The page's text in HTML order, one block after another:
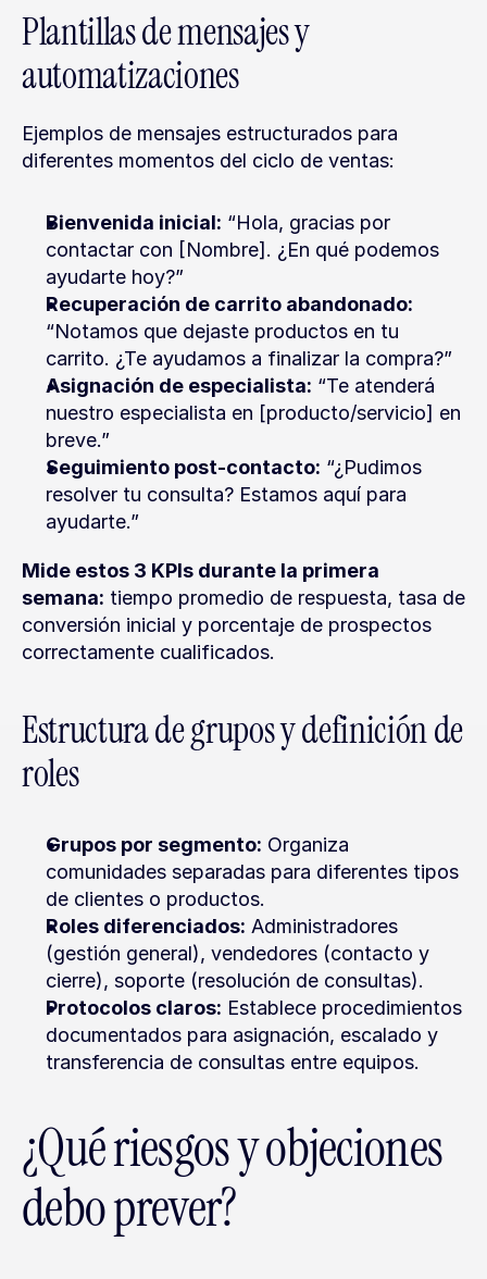
Plantillas de mensajes y
automatizaciones
Ejemplos de mensajes estructurados para
diferentes momentos del ciclo de ventas:
Bienvenida inicial: “Hola, gracias por
contactar con [Nombre]. ¿En qué podemos
ayudarte hoy?”
Recuperación de carrito abandonado:
“Notamos que dejaste productos en tu
carrito. ¿Te ayudamos a finalizar la compra?”
Asignación de especialista: “Te atenderá
nuestro especialista en [producto/servicio] en
breve.”
Seguimiento post-contacto: “¿Pudimos
resolver tu consulta? Estamos aquí para
ayudarte.”
Mide estos 3 KPIs durante la primera
semana: tiempo promedio de respuesta, tasa de
conversión inicial y porcentaje de prospectos
correctamente cualificados.
Estructura de grupos y definición de
roles
Grupos por segmento: Organiza
comunidades separadas para diferentes tipos
de clientes o productos.
Roles diferenciados: Administradores
(gestión general), vendedores (contacto y
cierre), soporte (resolución de consultas).
Protocolos claros: Establece procedimientos
documentados para asignación, escalado y
transferencia de consultas entre equipos.
¿Qué riesgos y objeciones
debo prever?